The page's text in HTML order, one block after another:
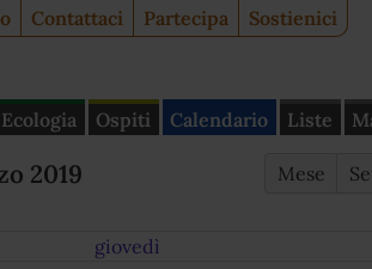
Contattaci Partecipa Sostienici
Ecologia Ospiti Calendario Liste
2019 Mese
giovedì